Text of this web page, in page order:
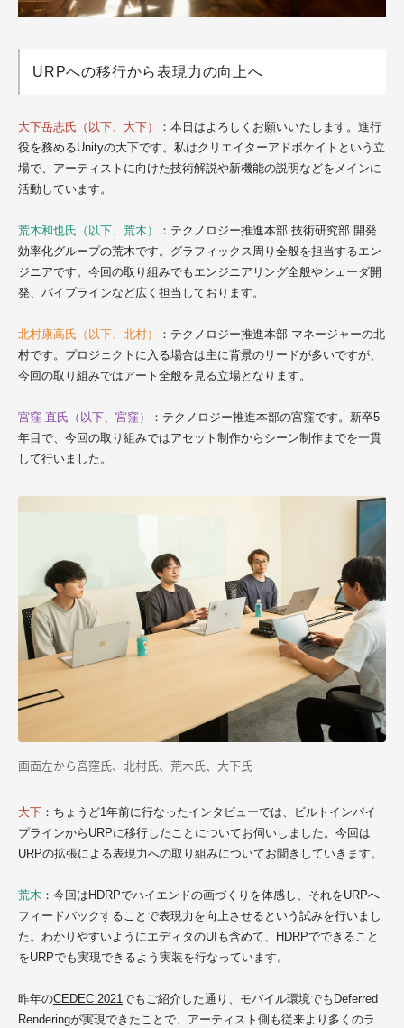
URPへの移行から表現力の向上へ
大下岳志氏（以下、大下）
：本日はよろしくお願いいたします。進行
役を務めるUnityの大下です。私はクリエイターアドボケイトという立
場で、アーティストに向けた技術解説や新機能の説明などをメインに
活動しています。
荒木和也氏（以下、荒木）
：テクノロジー推進本部 技術研究部 開発
効率化グループの荒木です。グラフィックス周り全般を担当するエン
ジニアです。今回の取り組みでもエンジニアリング全般やシェーダ開
発、パイプラインなど広く担当しております。
北村康高氏（以下、北村）
：テクノロジー推進本部 マネージャーの北
村です。プロジェクトに入る場合は主に背景のリードが多いですが、
今回の取り組みではアート全般を見る立場となります。
宮窪 直氏（以下、宮窪）
：テクノロジー推進本部の宮窪です。新卒5
年目で、今回の取り組みではアセット制作からシーン制作までを一貫
して行いました。
画面左から宮窪氏、北村氏、荒木氏、大下氏
大下 ：ちょうど1年前に行なったインタビューでは、ビルトインパイ
プラインからURPに移行したことについてお伺いしました。今回は
URPの拡張による表現力への取り組みについてお聞きしていきます。
荒木 ：今回はHDRPでハイエンドの画づくりを体感し、それをURPへ
フィードバックすることで表現力を向上させるという試みを行いまし
た。わかりやすいようにエディタのUIも含めて、HDRPでできること
をURPでも実現できるよう実装を行なっています。
昨年のCEDEC 2021でもご紹介した通り、モバイル環境でもDeferred
Renderingが実現できたことで、アーティスト側も従来より多くのラ